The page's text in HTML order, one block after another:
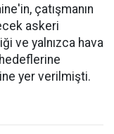
çatışmanın
askeri
ve yalnızca hava
hedeflerine
yer verilmişti.